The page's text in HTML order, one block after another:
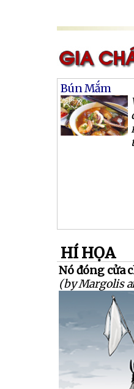
Bún Mắm
HÍ HỌA
Nó đóng cửa
(by Margolis